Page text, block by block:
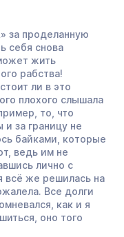
за проделанную
себя снова
жить
рабства!
ли в это
плохого слышала
то, что
за границу не
байками, которые
ведь им не
лично с
всё же решилась на
Все долги
как и я
оно того